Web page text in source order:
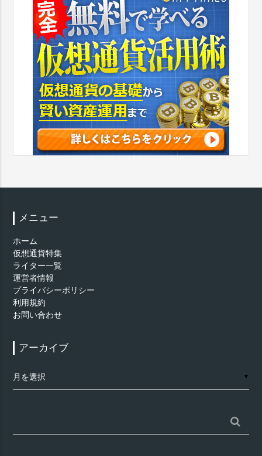
メニュー
ホーム
仮想通貨特集
ライター一覧
運営者情報
プライバシーポリシー
利用規約
お問い合わせ
アーカイブ
ー
▼
索: